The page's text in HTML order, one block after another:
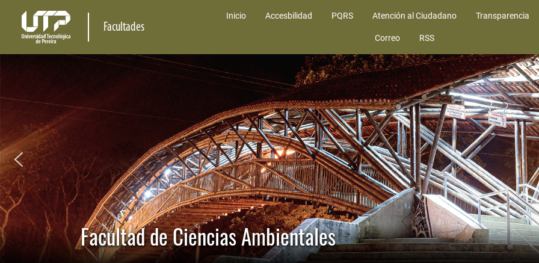
Facultades
Inicio Accesbilidad PQRS Atención al Ciudadano Transparencia
Correo RSS
Facultad de Ciencias Ambientales